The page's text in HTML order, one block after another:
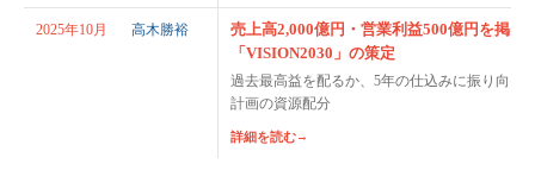
2025年10月 高木勝裕
売上高2,000億円・営業利益500億円を掲げ
「VISION2030」の策定
過去最高益を配るか、5年の仕込みに振り向
計画の資源配分
詳細を読む→